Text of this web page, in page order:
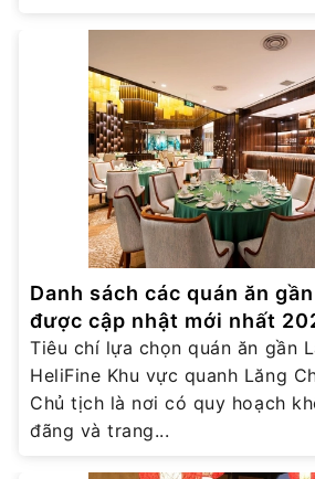
Danh sách các quán ăn
được cập nhật mới nhất
Tiêu chí lựa chọn quán ăn gần
HeliFine Khu vực quanh Lăng
Chủ tịch là nơi có quy hoạch
đãng và trang...